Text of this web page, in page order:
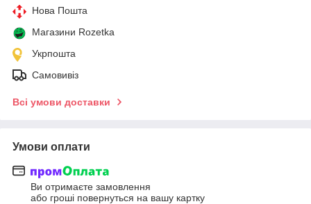
Нова Пошта
Магазини Rozetka
Укрпошта
Самовивіз
Всі умови доставки
Умови оплати
Ви отримаєте замовлення
або гроші повернуться на вашу картку